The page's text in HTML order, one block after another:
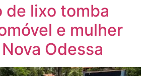
de lixo tomba
e mulher
Odessa